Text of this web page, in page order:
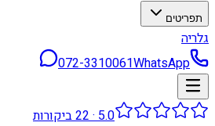
תפריטים
גלריה
072-3310061WhatsApp
5.0
·
22ביקורות